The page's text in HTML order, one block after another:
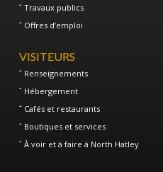
Travaux publics
Offres d’emploi
VISITEURS
Renseignements
Hébergement
Cafés et restaurants
Boutiques et services
À voir et à faire à North Hatley